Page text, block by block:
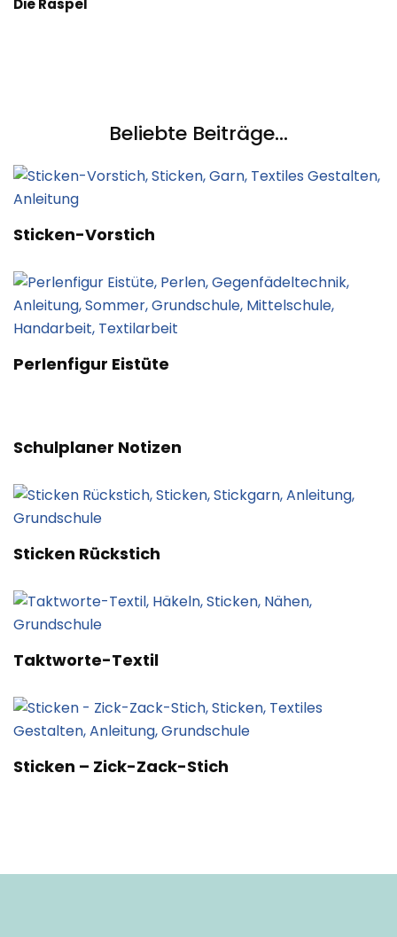
Die Raspel
Beliebte Beiträge...
Sticken-Vorstich
Perlenfigur Eistüte
Schulplaner Notizen
Sticken Rückstich
Taktworte-Textil
Sticken – Zick-Zack-Stich